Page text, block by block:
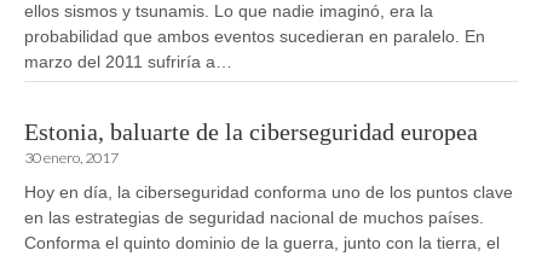
ellos sismos y tsunamis. Lo que nadie imaginó, era la
probabilidad que ambos eventos sucedieran en paralelo. En
marzo del 2011 sufriría a…
Estonia, baluarte de la ciberseguridad europea
30 enero, 2017
Hoy en día, la ciberseguridad conforma uno de los puntos clave
en las estrategias de seguridad nacional de muchos países.
Conforma el quinto dominio de la guerra, junto con la tierra, el